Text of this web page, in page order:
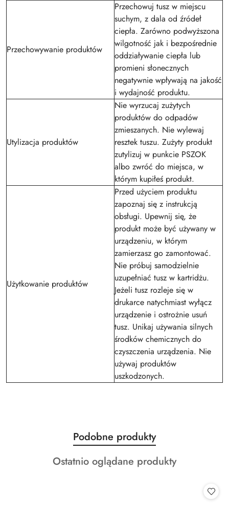
Przechowywanie produktów
Przechowuj tusz w miejscu
suchym, z dala od źródeł
ciepła. Zarówno podwyższona
wilgotność jak i bezpośrednie
oddziaływanie ciepła lub
promieni słonecznych
negatywnie wpływają na jakość
i wydajność produktu.
Utylizacja produktów
Nie wyrzucaj zużytych
produktów do odpadów
zmieszanych. Nie wylewaj
resztek tuszu. Zużyty produkt
zutylizuj w punkcie PSZOK
albo zwróć do miejsca, w
którym kupiłeś produkt.
Użytkowanie produktów
Przed użyciem produktu
zapoznaj się z instrukcją
obsługi. Upewnij się, że
produkt może być używany w
urządzeniu, w którym
zamierzasz go zamontować.
Nie próbuj samodzielnie
uzupełniać tusz w kartridżu.
Jeżeli tusz rozleje się w
drukarce natychmiast wyłącz
urządzenie i ostrożnie usuń
tusz. Unikaj używania silnych
środków chemicznych do
czyszczenia urządzenia. Nie
używaj produktów
uszkodzonych.
Pomiń karuzelę produktów
Produkty
o
statusie:
Podobne produkty
Produkty
Ostatnio oglądane produkty